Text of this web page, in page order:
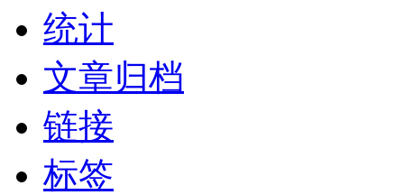
统计
文章归档
链接
标签